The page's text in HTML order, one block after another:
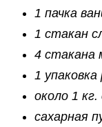
1 пачка
1 стакан
4 стакана
1
около 1 кг.
сахарная